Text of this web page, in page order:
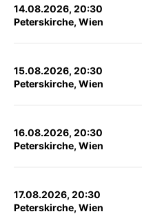
14.08.2026, 20:30
Peterskirche, Wien
15.08.2026, 20:30
Peterskirche, Wien
16.08.2026, 20:30
Peterskirche, Wien
17.08.2026, 20:30
Peterskirche, Wien